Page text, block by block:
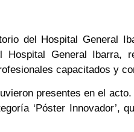
del Hospital General
Hospital General
capacitados y
presentes en el
‘Póster Innovador’,